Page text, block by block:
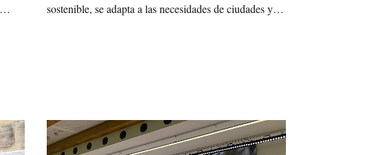
sostenible, se adapta a las necesidades de ciudades y